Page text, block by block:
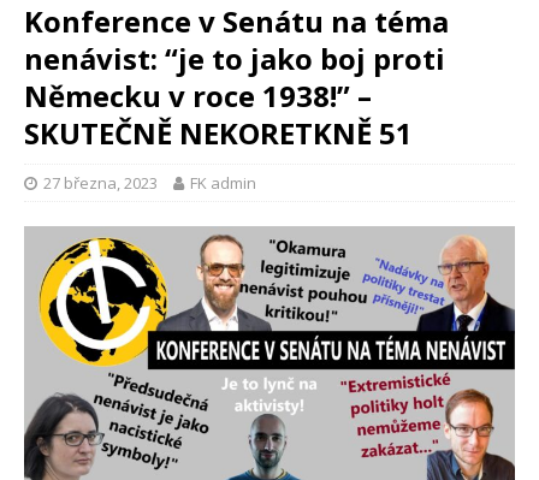
Konference v Senátu na téma
nenávist: “je to jako boj proti
Německu v roce 1938!” –
SKUTEČNĚ NEKORETKNĚ 51
27 března, 2023 FK admin